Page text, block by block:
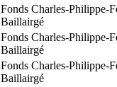
Fonds Charles-Philippe-
Baillairgé
Fonds Charles-Philippe-
Baillairgé
Fonds Charles-Philippe-
Baillairgé